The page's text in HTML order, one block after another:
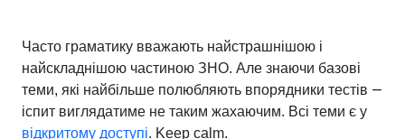
Часто граматику вважають найстрашнішою і
найскладнішою частиною ЗНО. Але знаючи базові
теми, які найбільше полюбляють впорядники тестів —
іспит виглядатиме не таким жахаючим. Всі теми є у
відкритому доступі. Keep calm.